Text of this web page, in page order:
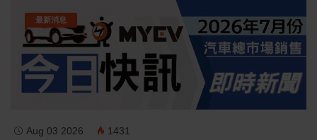
最新消息
Aug 03 2026 1431